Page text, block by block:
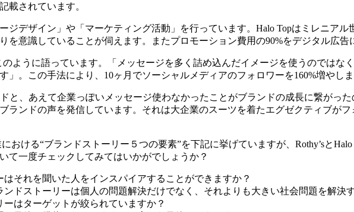
載されています。
ジデザイン」や「マーケティング活動」を行っています。Halo Topはミレニア
意識していることが伺えます。またプロモーション費用の90%をデジタル広告
のように語っています。「メッセージを多く詰め込んだイメージを使うのではな
。この手法により、10ヶ月でソーシャルメディアのフォロワーを160%増やしま
と、あえて企業っぽいメッセージ使わなかったことがブランドの成長に繋がっ
ランドの声を発信しています。それは大企業のスーツを着たエグゼクティブが
おける“ブランドストーリー５つの要素”を下記に挙げていますが、Rothy’sと
て一度チェックしてみてはいかがでしょうか？
はそれを聞いた人をインスパイアすることができますか？
ンドストーリーは個人の問題解決だけでなく、それよりも大きい社会問題を解決
ーはターゲットが絞られていますか？